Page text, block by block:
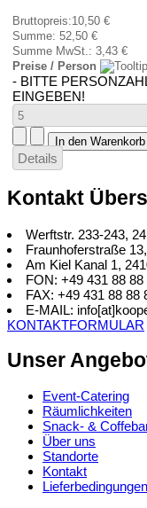
Bruttopreis:10,50 €
Summe: 52,50 €
Summe MwSt.: 3,43 €
Preise / Person
- BITTE
EINGEBEN!
Details
Kontakt
Werftstr. 233-243,
Fraunhoferstraße
Am Kiel Kanal 1,
FON: +49 431 88 88
FAX: +49 431 88 88
E-MAIL:
KONTAKTFORMULAR
Unser
Event-Catering
Räumlichkeiten
Snack- &
Über uns
Standorte
Kontakt
Lieferbedingungen